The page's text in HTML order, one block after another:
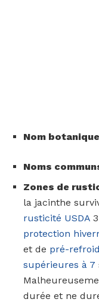
Nom botanique
Noms
Zones de
la jacinthe
rusticité USDA
protection
et de pré-
supérieures à 7
durée et ne